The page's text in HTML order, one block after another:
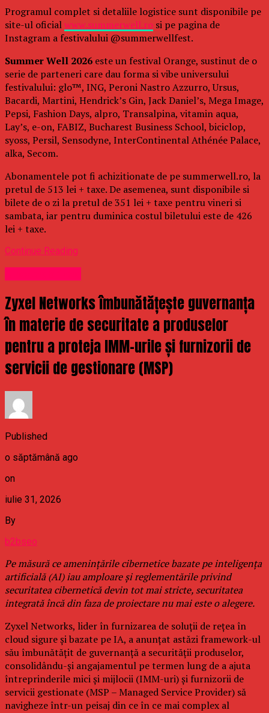
Programul complet si detaliile logistice sunt disponibile pe
site-ul oficialwww.summerwell.ro si pe pagina de
Instagram a festivalului @summerwellfest.
Summer Well 2026 este un festival Orange, sustinut de o
serie de parteneri care dau forma si vibe universului
festivalului: glo™, ING, Peroni Nastro Azzurro, Ursus,
Bacardi, Martini, Hendrick’s Gin, Jack Daniel’s, Mega Image,
Pepsi, Fashion Days, alpro, Transalpina, vitamin aqua,
Lay’s, e-on, FABIZ, Bucharest Business School, biciclop,
syoss, Persil, Sensodyne, InterContinental Athénée Palace,
alka, Secom.
Abonamentele pot fi achizitionate de pe summerwell.ro, la
pretul de 513 lei + taxe. De asemenea, sunt disponibile si
bilete de o zi la pretul de 351 lei + taxe pentru vineri si
sambata, iar pentru duminica costul biletului este de 426
lei + taxe.
Continue Reading
Zyxel Networks îmbunătățește guvernanța
în materie de securitate a produselor
pentru a proteja IMM-urile și furnizorii de
servicii de gestionare (MSP)
Published
o săptămână ago
on
iulie 31, 2026
By
b2bseo
Pe măsură ce amenințările cibernetice bazate pe inteligența
artificială (AI) iau amploare și reglementările privind
securitatea cibernetică devin tot mai stricte, securitatea
integrată încă din faza de proiectare nu mai este o alegere.
Zyxel Networks, lider în furnizarea de soluții de rețea în
cloud sigure și bazate pe IA, a anunțat astăzi framework-ul
său îmbunătățit de guvernanță a securității produselor,
consolidându-și angajamentul pe termen lung de a ajuta
întreprinderile mici și mijlocii (IMM-uri) și furnizorii de
servicii gestionate (MSP – Managed Service Provider) să
navigheze într-un peisaj din ce în ce mai complex al